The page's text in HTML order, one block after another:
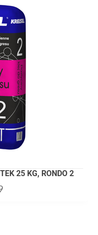
25 KG, RONDO 2